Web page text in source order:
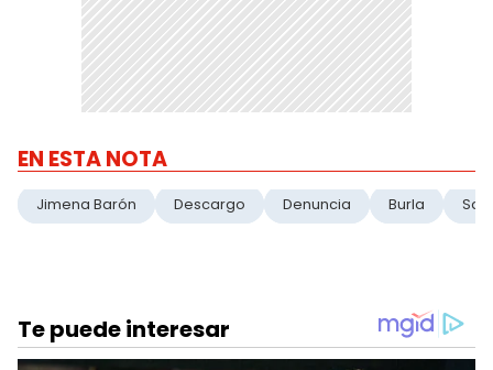
EN ESTA NOTA
Jimena Barón Descargo Denuncia Burla